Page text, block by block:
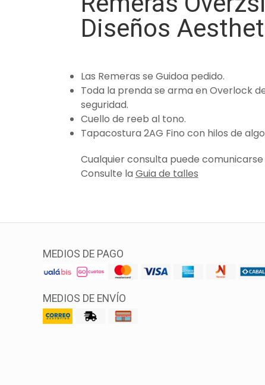
Diseños
Las Remeras se Guidoa pedido.
Toda la prenda se arma en Overlock
seguridad.
Cuello de reeb al tono.
Tapacostura 2AG Fino con hilos de
Cualquier consulta puede
Consulte la Guia de talles
MEDIOS DE PAGO
MEDIOS DE ENVÍO